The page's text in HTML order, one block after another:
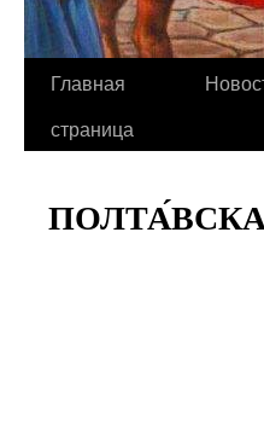
Главная
страница